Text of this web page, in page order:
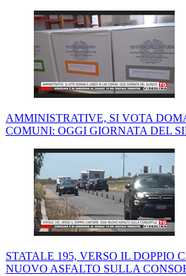
AMMINISTRATIVE, SI VOTA
COMUNI: OGGI GIORNATA DEL
STATALE 195, VERSO IL DOPPIO
NUOVO ASFALTO SULLA